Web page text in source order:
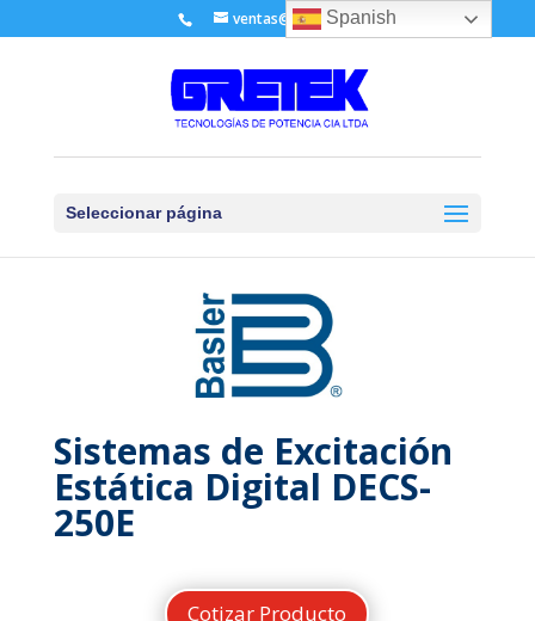
ventas@gretek.ec
Seleccionar página
Sistemas de Excitación
Estática Digital DECS-
250E
Cotizar Producto
Spanish